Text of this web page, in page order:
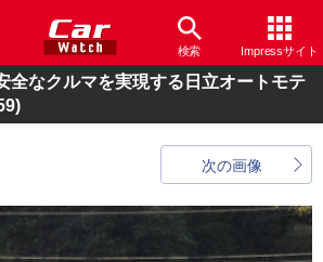
検索 Impressサイト
全なクルマを実現する日立オートモテ
次の画像